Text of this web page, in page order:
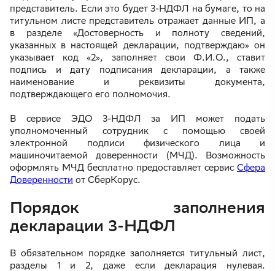
представитель. Если это будет 3-НДФЛ на бумаге, то на
титульном листе представитель отражает данные ИП, а
в разделе «Достоверность и полноту сведений,
указанных в настоящей декларации, подтверждаю» он
указывает код «2», заполняет свои Ф.И.О., ставит
подпись и дату подписания декларации, а также
наименование и реквизиты документа,
подтверждающего его полномочия.
В сервисе ЭДО 3-НДФЛ за ИП может подать
уполномоченный сотрудник с помощью своей
электронной подписи физического лица и
машиночитаемой доверенности (МЧД). Возможность
оформлять МЧД бесплатно предоставляет сервис Сфера
Доверенности от СберКорус.
Порядок заполнения
декларации 3-НДФЛ
В обязательном порядке заполняется титульный лист,
разделы 1 и 2, даже если декларация нулевая.